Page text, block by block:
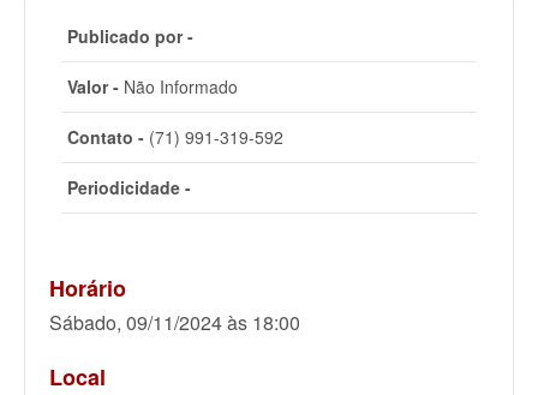
Publicado por -
Valor - Não Informado
Contato - (71) 991-319-592
Periodicidade -
Horário
Sábado, 09/11/2024 às 18:00
Local